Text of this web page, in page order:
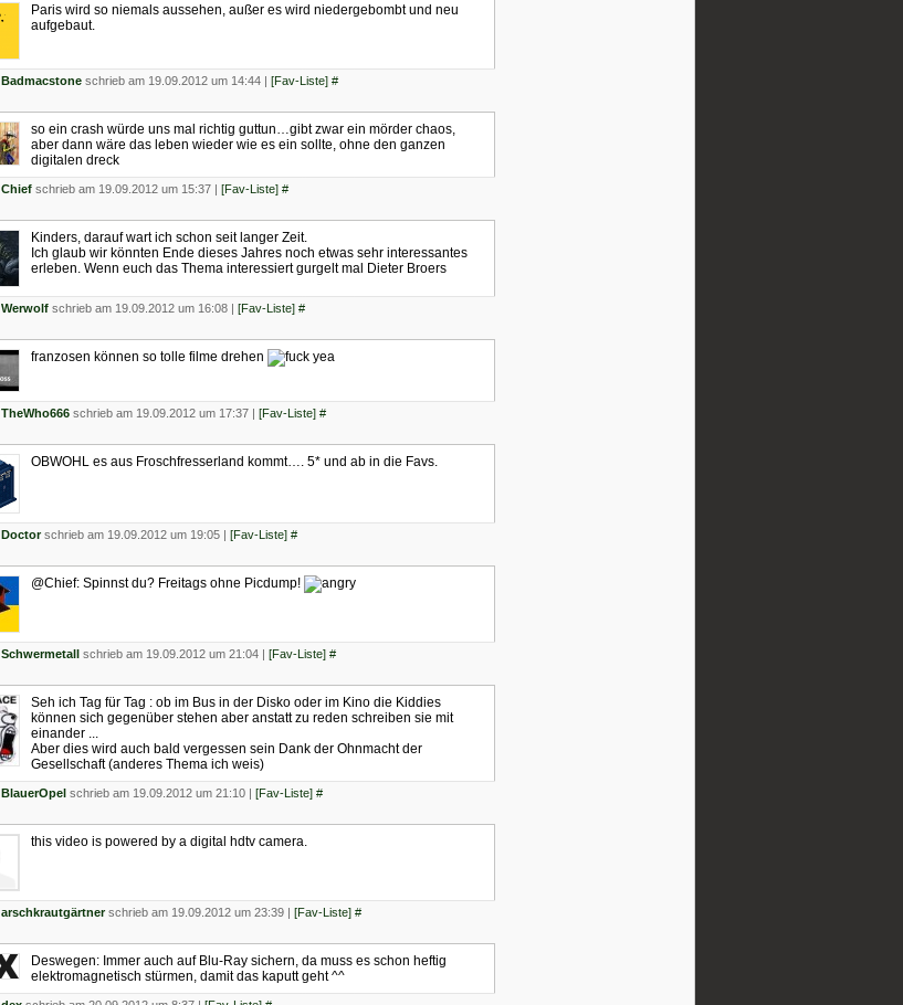
Paris wird so niemals aussehen, außer es wird niedergebombt und neu
aufgebaut.
Badmacstone schrieb am 19.09.2012 um 14:44 | [Fav-Liste] #
so ein crash würde uns mal richtig guttun…gibt zwar ein mörder chaos,
aber dann wäre das leben wieder wie es ein sollte, ohne den ganzen
digitalen dreck
Chief schrieb am 19.09.2012 um 15:37 | [Fav-Liste] #
Kinders, darauf wart ich schon seit langer Zeit.
Ich glaub wir könnten Ende dieses Jahres noch etwas sehr interessantes
erleben. Wenn euch das Thema interessiert gurgelt mal Dieter Broers
Werwolf schrieb am 19.09.2012 um 16:08 | [Fav-Liste] #
franzosen können so tolle filme drehen
TheWho666 schrieb am 19.09.2012 um 17:37 | [Fav-Liste] #
OBWOHL es aus Froschfresserland kommt…. 5* und ab in die Favs.
Doctorschrieb am 19.09.2012 um 19:05 | [Fav-Liste] #
@Chief: Spinnst du? Freitags ohne Picdump!
Schwermetall schrieb am 19.09.2012 um 21:04 | [Fav-Liste] #
Seh ich Tag für Tag : ob im Bus in der Disko oder im Kino die Kiddies
können sich gegenüber stehen aber anstatt zu reden schreiben sie mit
einander ...
Aber dies wird auch bald vergessen sein Dank der Ohnmacht der
Gesellschaft (anderes Thema ich weis)
BlauerOpel schrieb am 19.09.2012 um 21:10 | [Fav-Liste] #
this video is powered by a digital hdtv camera.
arschkrautgärtnerschrieb am 19.09.2012 um 23:39 | [Fav-Liste] #
Deswegen: Immer auch auf Blu-Ray sichern, da muss es schon heftig
elektromagnetisch stürmen, damit das kaputt geht ^^